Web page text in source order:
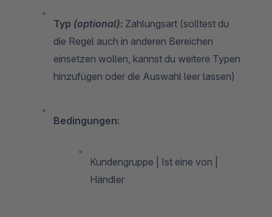
Typ (optional): Zahlungsart (solltest du
die Regel auch in anderen Bereichen
einsetzen wollen, kannst du weitere Typen
hinzufügen oder die Auswahl leer lassen)
Bedingungen:
Kundengruppe | Ist eine von |
Händler